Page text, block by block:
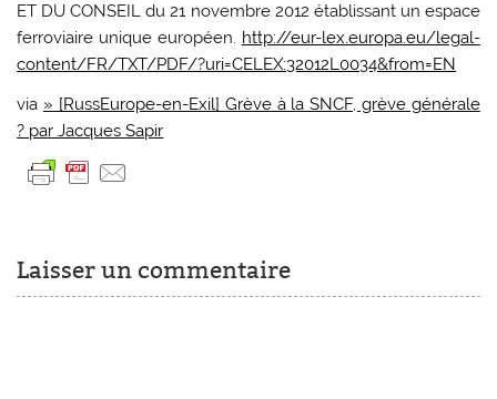
ET DU CONSEIL du 21 novembre 2012 établissant un espace
ferroviaire unique européen. http://eur-lex.europa.eu/legal-
content/FR/TXT/PDF/?uri=CELEX:32012L0034&from=EN
via » [RussEurope-en-Exil] Grève à la SNCF, grève générale
? par Jacques Sapir
Laisser un commentaire